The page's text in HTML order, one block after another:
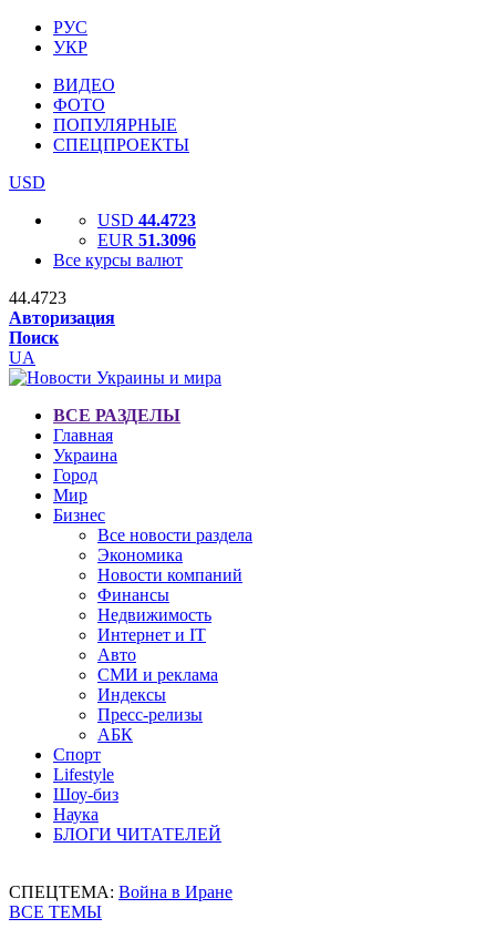
РУС
УКР
ВИДЕО
ФОТО
ПОПУЛЯРНЫЕ
СПЕЦПРОЕКТЫ
USD
USD 44.4723
EUR 51.3096
Все курсы валют
44.4723
Авторизация
Поиск
UA
ВСЕ РАЗДЕЛЫ
Главная
Украина
Город
Мир
Бизнес
Все новости раздела
Экономика
Новости компаний
Финансы
Недвижимость
Интернет и IT
Авто
СМИ и реклама
Индексы
Пресс-релизы
АБК
Спорт
Lifestyle
Шоу-биз
Наука
БЛОГИ ЧИТАТЕЛЕЙ
СПЕЦТЕМА: Война в Иране
ВСЕ ТЕМЫ